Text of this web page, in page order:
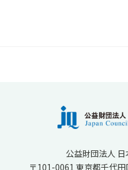
公益財団法人
〒101-0061 東京都千代